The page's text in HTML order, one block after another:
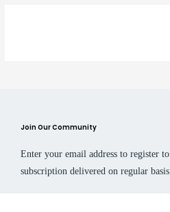
Join Our Community
Enter your email address to register
subscription delivered on regular